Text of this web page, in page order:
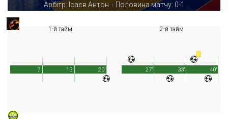
Арбітр: Ісаєв Антон
| Половина матчу: 0-1
1-й тайм
20'
7' 13'
2-й тайм
40'
27' 33'